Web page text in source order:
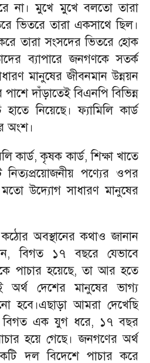
না। মুখে মুখে বলতো তারা
ভিতরে তারা একসাথে ছিল।
করে তারা সংসদের ভিতরে হোক
ব্যাপারে জনগণকে সতর্ক
মানুষের জীবনমান উন্নয়ন
দাঁড়াতেই বিএনপি বিভিন্ন
নিয়েছে। ফ্যামিলি কার্ড
অংশ।
কার্ড, কৃষক কার্ড, শিক্ষা খাতে
নিত্যপ্রয়োজনীয় পণ্যের ওপর
মতো উদ্যোগ সাধারণ মানুষের
কঠোর অবস্থানের কথাও জানান
বিগত ১৭ বছরে যেভাবে
পাচার হয়েছে, তা আর হতে
অর্থ দেশের মানুষের ভাগ্য
হবে।এছাড়া আমরা দেখেছি
বিগত এক যুগ ধরে, ১৭ বছর
হয়ে গেছে। জনগণের অর্থ
দল বিদেশে পাচার করে